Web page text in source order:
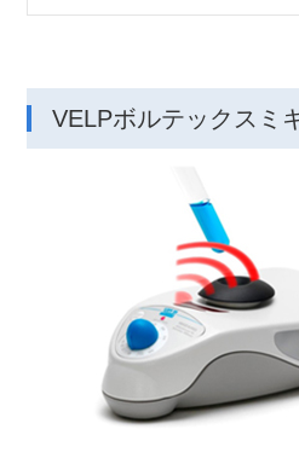
VELPボルテックスミ